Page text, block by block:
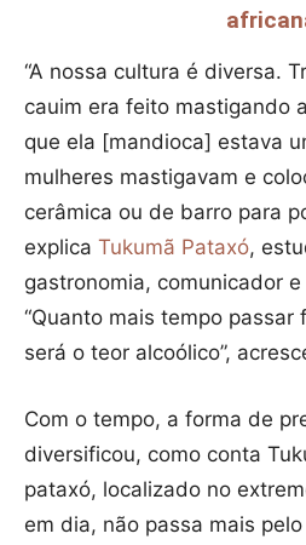
“A nossa cultura é diversa.
cauim era feito mastigando
que ela [mandioca] estava
mulheres mastigavam e
cerâmica ou de barro para
explica Tukumã Pataxó,
gastronomia, comunicador
“Quanto mais tempo
será o teor alcoólico”,
Com o tempo, a forma de
diversificou, como conta
pataxó, localizado no
em dia, não passa mais